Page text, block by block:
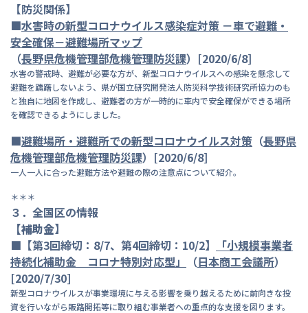
【防災関係】
■水害時の新型コロナウイルス感染症対策 －車で避難・
安全確保－避難場所マップ
（長野県危機管理部危機管理防災課）[2020/6/8]
水害の警戒時、避難が必要な方が、新型コロナウイルスへの感染を懸念して
避難を躊躇しないよう、県が国立研究開発法人防災科学技術研究所協力のも
と独自に地図を作成し、避難者の方が一時的に車内で安全確保ができる場所
を確認できるようにしました。
■避難場所・避難所での新型コロナウイルス対策 （長野県
危機管理部危機管理防災課）[2020/6/8]
一人一人に合った避難方法や避難の際の注意点について紹介。
＊＊＊
３．全国区の情報
【補助金】
■【第3回締切：8/7、第4回締切：10/2】
「小規模事業者
持続化補助金 コロナ特別対応型」
（日本商工会議所）
[2020/7/30]
新型コロナウイルスが事業環境に与える影響を乗り越えるために前向きな投
資を行いながら販路開拓等に取り組む事業者への重点的な支援を図ります。